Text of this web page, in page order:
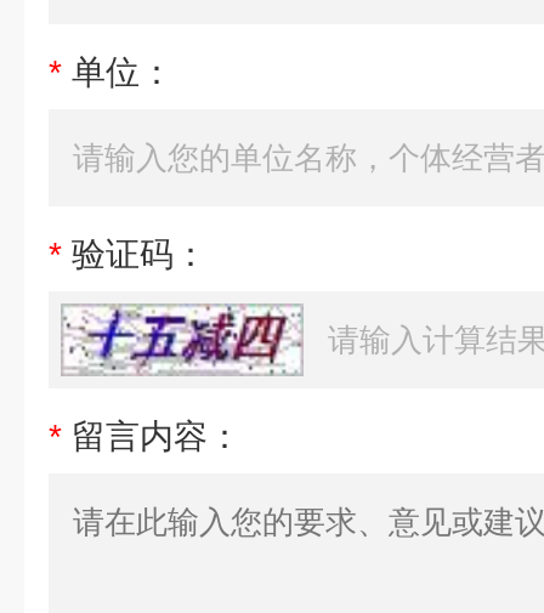
* 单位：
* 验证码：
* 留言内容：